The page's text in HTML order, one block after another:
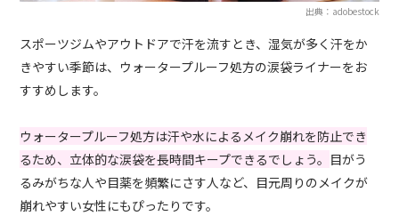
出典：adobestock
スポーツジムやアウトドアで汗を流すとき、湿気が多く汗をか
きやすい季節は、ウォータープルーフ処方の涙袋ライナーをお
すすめします。
ウォータープルーフ処方は汗や水によるメイク崩れを防止でき
るため、立体的な涙袋を長時間キープできるでしょう。 目がう
るみがちな人や目薬を頻繁にさす人など、目元周りのメイクが
崩れやすい女性にもぴったりです。